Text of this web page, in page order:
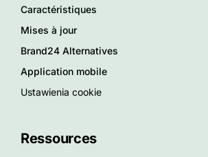
Caractéristiques
Mises à jour
Brand24 Alternatives
Application mobile
Ustawienia cookie
Ressources